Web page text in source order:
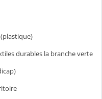
durables la branche verte